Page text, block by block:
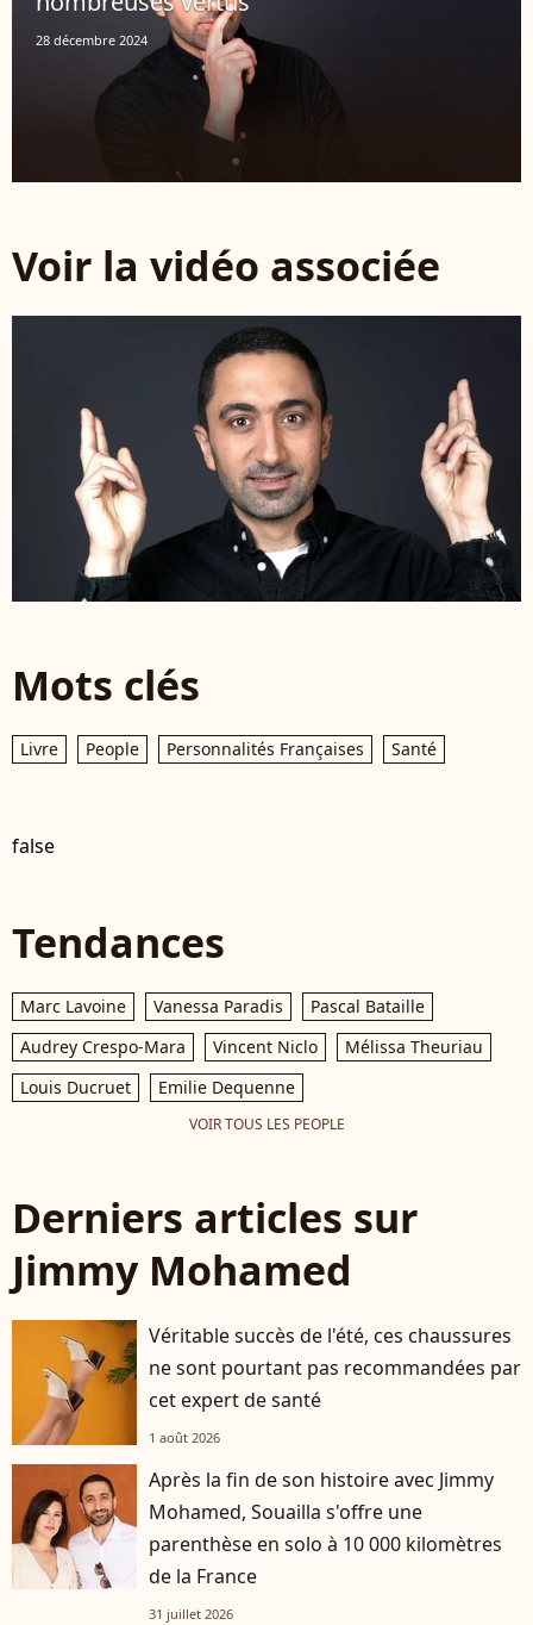
28 décembre 2024
Voir la vidéo associée
Mots clés
Livre People Personnalités Françaises Santé
false
Tendances
Marc Lavoine Vanessa Paradis
Pascal Bataille
Audrey Crespo-Mara
Vincent Niclo
Mélissa Theuriau
Louis Ducruet
Emilie Dequenne
VOIR TOUS LES PEOPLE
Derniers articles sur
Jimmy Mohamed
Véritable succès de l'été, ces chaussures
ne sont pourtant pas recommandées par
cet expert de santé
1 août 2026
Après la fin de son histoire avec Jimmy
Mohamed, Souailla s'offre une
parenthèse en solo à 10 000 kilomètres
de la France
31 juillet 2026